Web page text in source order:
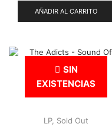
AÑADIR AL CARRITO
SIN
EXISTENCIAS
LP, Sold Out